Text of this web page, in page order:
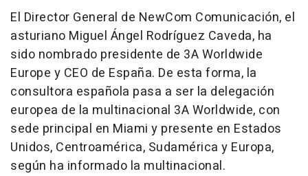
El Director General de NewCom Comunicación, el
asturiano Miguel Ángel Rodríguez Caveda, ha
sido nombrado presidente de 3A Worldwide
Europe y CEO de España. De esta forma, la
consultora española pasa a ser la delegación
europea de la multinacional 3A Worldwide, con
sede principal en Miami y presente en Estados
Unidos, Centroamérica, Sudamérica y Europa,
según ha informado la multinacional.